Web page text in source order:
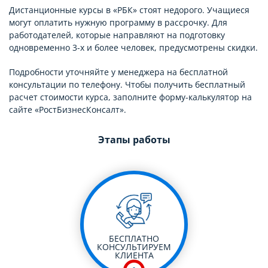
Дистанционные курсы в «РБК» стоят недорого. Учащиеся
могут оплатить нужную программу в рассрочку. Для
работодателей, которые направляют на подготовку
одновременно 3-х и более человек, предусмотрены скидки.
Подробности уточняйте у менеджера на бесплатной
консультации по телефону. Чтобы получить бесплатный
расчет стоимости курса, заполните форму-калькулятор на
сайте «РостБизнесКонсалт».
Этапы работы
БЕСПЛАТНО
КОНСУЛЬТИРУЕМ
КЛИЕНТА